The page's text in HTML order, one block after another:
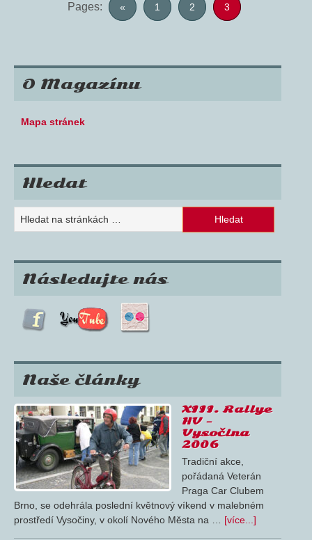
Pages: « 1 2 3
O Magazínu
Mapa stránek
Hledat
Následujte nás
Naše články
XIII. Rallye
HV –
Vysočina
2006
Tradiční akce,
pořádaná Veterán
Praga Car Clubem
Brno, se odehrála poslední květnový víkend v malebném
prostředí Vysočiny, v okolí Nového Města na … [více...]